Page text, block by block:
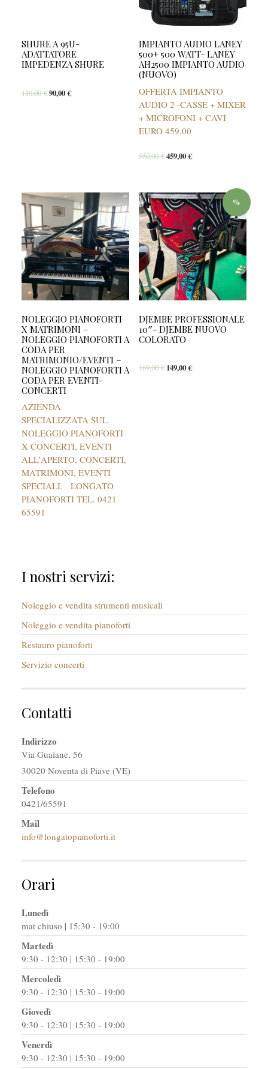
SHURE A 95U-
ADATTATORE
IMPEDENZA SHURE
110,00€90,00€
IMPIANTO AUDIO LANEY
500+ 500 WATT- LANEY
AH2500 IMPIANTO AUDIO
(NUOVO)
OFFERTA IMPIANTO
AUDIO 2 -CASSE + MIXER
+ MICROFONI + CAVI
EURO 459,00
550,00€459,00€
NOLEGGIO PIANOFORTI
X MATRIMONI –
NOLEGGIO PIANOFORTI A
CODA PER
MATRIMONIO/EVENTI –
NOLEGGIO PIANOFORTI A
CODA PER EVENTI-
CONCERTI
AZIENDA
SPECIALIZZATA SUL
NOLEGGIO PIANOFORTI
X CONCERTI, EVENTI
ALL'APERTO, CONCERTI,
MATRIMONI, EVENTI
SPECIALI. LONGATO
PIANOFORTI TEL. 0421
65591
%
DJEMBE PROFESSIONALE
10″- DJEMBE NUOVO
COLORATO
169,00€ 149,00€
I nostri servizi:
Noleggio e vendita strumenti musicali
Noleggio e vendita pianoforti
Restauro pianoforti
Servizio concerti
Contatti
Indirizzo
Via Guaiane, 56
30020 Noventa di Piave (VE)
Telefono
0421/65591
Mail
info@longatopianoforti.it
Orari
Lunedì
mat chiuso | 15:30 - 19:00
Martedì
9:30 - 12:30 | 15:30 - 19:00
Mercoledì
9:30 - 12:30 | 15:30 - 19:00
Giovedì
9:30 - 12:30 | 15:30 - 19:00
Venerdì
9:30 - 12:30 | 15:30 - 19:00